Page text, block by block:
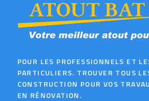
POUR LES PROFESSIONNELS ET
PARTICULIERS. TROUVER TOUS
CONSTRUCTION POUR VOS
EN RÉNOVATION.